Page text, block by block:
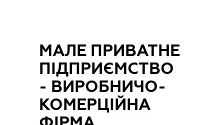
МАЛЕ ПРИВАТНЕ
ПІДПРИЄМСТВО
- ВИРОБНИЧО-
КОМЕРЦІЙНА